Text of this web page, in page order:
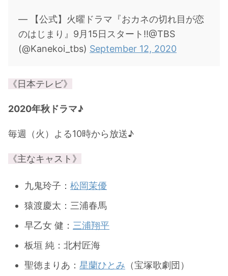
・永瀬廉
・平野紫耀
松下洸平
・ 田中圭
・バラエティ番組衣裳
— 【公式】火曜ドラマ『おカネの切れ目が恋
のはじまり』9月15日スタート‼︎@TBS
(@Kanekoi_tbs) September 12, 2020
《日本テレビ》
2020年秋ドラマ♪
毎週（火）よる10時から放送♪
《主なキャスト》
九鬼玲子： 松岡茉優
猿渡慶太：三浦春馬
早乙女 健： 三浦翔平
板垣 純：北村匠海
聖徳まりあ： 星蘭ひとみ （宝塚歌劇団）